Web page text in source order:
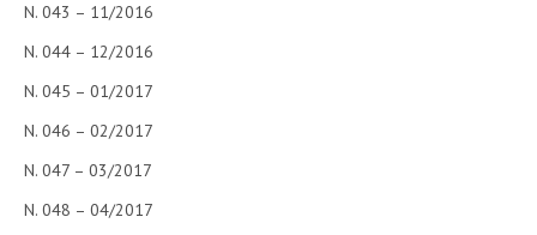
N. 043 – 11/2016
N. 044 – 12/2016
N. 045 – 01/2017
N. 046 – 02/2017
N. 047 – 03/2017
N. 048 – 04/2017